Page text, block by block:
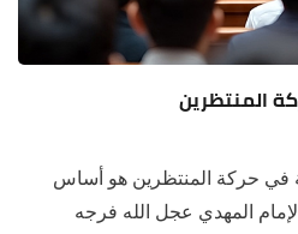
المنتظرين
في حركة المنتظرين هو أساس
المهدي عجل الله فرجه